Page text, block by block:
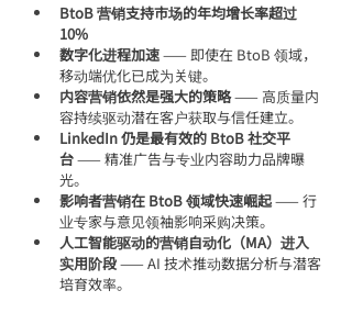
BtoB 营销支持市场的年均增长率超过
10%
数字化进程加速 —— 即使在 BtoB 领域，
移动端优化已成为关键。
内容营销依然是强大的策略 —— 高质量内
容持续驱动潜在客户获取与信任建立。
LinkedIn 仍是最有效的 BtoB 社交平
台 —— 精准广告与专业内容助力品牌曝
光。
影响者营销在 BtoB 领域快速崛起 —— 行
业专家与意见领袖影响采购决策。
人工智能驱动的营销自动化（MA）进入
实用阶段 —— AI 技术推动数据分析与潜客
培育效率。